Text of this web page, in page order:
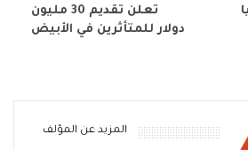
تعلن تقديم 30 مليون
دولار للمتأثرين في الأبيض
المزيد عن المؤلف